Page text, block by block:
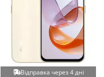
Відправка через 4 дні